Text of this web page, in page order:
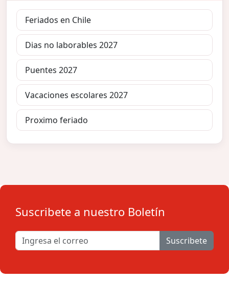
Feriados en Chile
Dias no laborables 2027
Puentes 2027
Vacaciones escolares 2027
Proximo feriado
Suscribete a nuestro Boletín
Suscribete